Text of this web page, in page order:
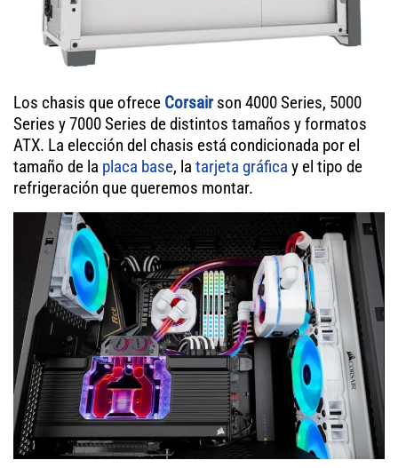
Los chasis que ofrece Corsairson 4000 Series, 5000
Series y 7000 Series de distintos tamaños y formatos
ATX. La elección del chasis está condicionada por el
tamaño de la placa base, la tarjeta gráfica y el tipo de
refrigeración que queremos montar.